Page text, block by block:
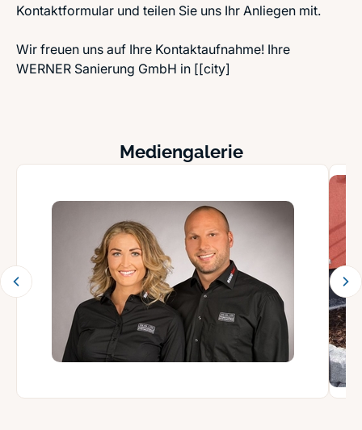
Kontaktformular und teilen Sie uns Ihr Anliegen mit.
Wir freuen uns auf Ihre Kontaktaufnahme! Ihre
WERNER Sanierung GmbH in [[city]
Mediengalerie